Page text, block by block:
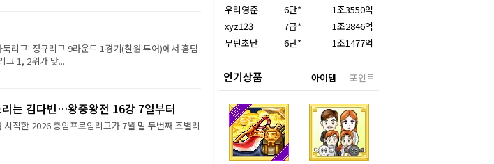
리그' 정규리그 9라운드 1경기(철원 투어)에서 홈팀
그 1, 2위가 맞...
는 김다빈…왕중왕전 16강 7일부터
작한 2026 충암프로암리그가 7월 말 두번째 조별리
우리영준
6단*
1조3550억
xyz123
7급*
1조2846억
무탄초난
6단* 1조1477억
인기상품 아이템 포인트